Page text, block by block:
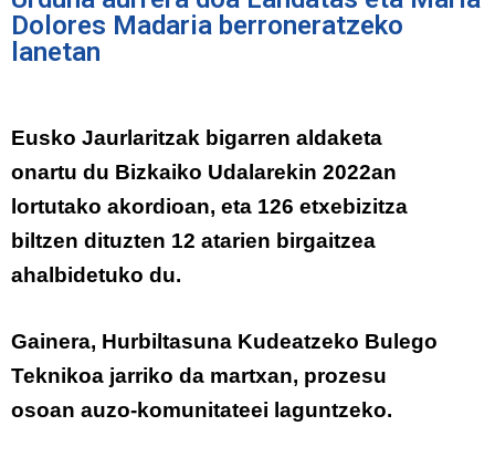
Dolores Madaria berroneratzeko
lanetan
Eusko Jaurlaritzak bigarren aldaketa
onartu du Bizkaiko Udalarekin 2022an
lortutako akordioan, eta 126 etxebizitza
biltzen dituzten 12 atarien birgaitzea
ahalbidetuko du.
Gainera, Hurbiltasuna Kudeatzeko Bulego
Teknikoa jarriko da martxan, prozesu
osoan auzo-komunitateei laguntzeko.